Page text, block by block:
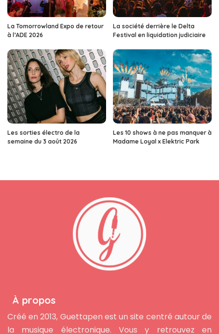
La Tomorrowland Expo de retour
à l’ADE 2026
La société derrière le Delta
Festival en liquidation judiciaire
Les sorties électro de la
semaine du 3 août 2026
Les 10 shows à ne pas manquer à
Madame Loyal x Elektric Park
À propos
Créé en 2013, Guettapen est un site centré autour de
la musique électronique. Vous y retrouvez en